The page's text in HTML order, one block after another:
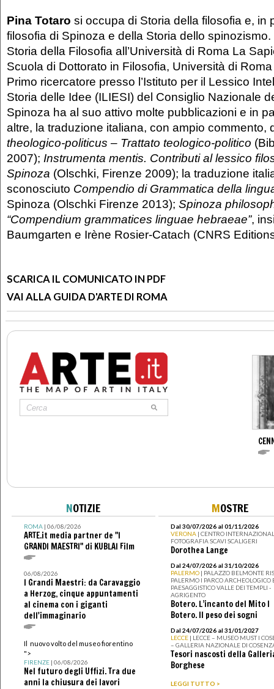
Pina Totaro si occupa di Storia della filosofia e, in
filosofia di Spinoza e della Storia dello
Storia della Filosofia all’Università di Roma La
Scuola di Dottorato in Filosofia, Università di
Primo ricercatore presso l’Istituto per il Lessico
Storia delle Idee (ILIESI) del Consiglio Nazionale
Spinoza ha al suo attivo molte pubblicazioni e in
altre, la traduzione italiana, con ampio commento,
theologico-politicus – Trattato teologico-politico
2007); Instrumenta mentis. Contributi al lessico
Spinoza (Olschki, Firenze 2009); la traduzione
sconosciuto Compendio di Grammatica della
Spinoza (Olschki Firenze 2013); Spinoza
“Compendium grammatices linguae hebraeae”,
Baumgarten e Irène Rosier-Catach (CNRS
SCARICA IL COMUNICATO IN PDF
VAI ALLA GUIDA D'ARTE DI ROMA
NOTIZIE
ROMA| 06/08/2026
ARTE.it media partner de "I
GRANDI MAESTRI" di KUBLAI Film
06/08/2026
I Grandi Maestri: da Caravaggio
a Herzog, cinque appuntamenti
al cinema con i giganti
dell'immaginario
Il nuovo volto del museo fiorentino
">
FIRENZE| 06/08/2026
Nel futuro degli Uffizi. Tra due
anni la chiusura dei lavori
MOSTRE
Dal 30/07/2026 al 01/11/2026
VERONA | CENTRO
FOTOGRAFIA SCAVI SCALIGERI
Dorothea Lange
Dal 24/07/2026 al 31/10/2026
PALERMO | PALAZZO BELMONTE
PALERMO I PARCO ARCHEOLOGICO
PAESAGGISTICO VALLE DEI TEMPLI -
AGRIGENTO
Botero. L’incanto del Mito I
Botero. Il peso dei sogni
Dal 24/07/2026 al 31/01/2027
LECCE | LECCE – MUSEO MUST I
– GALLERIA NAZIONALE DI
Tesori nascosti della
Borghese
LEGGI TUTTO >